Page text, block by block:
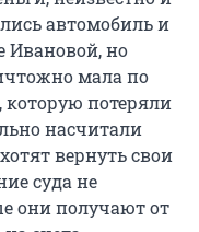
автомобиль и
Ивановой, но
мала по
потеряли
насчитали
вернуть свои
суда не
они получают от